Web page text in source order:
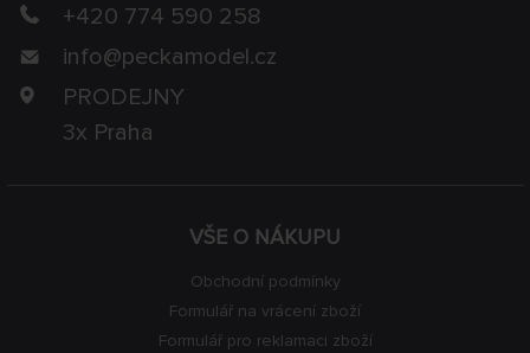
VŠE O NÁKUPU
Obchodní podmínky
Formulář na vrácení zboží
Formulář pro reklamaci zboží
+420 774 590 258
info@peckamodel.cz
PRODEJNY
3x Praha